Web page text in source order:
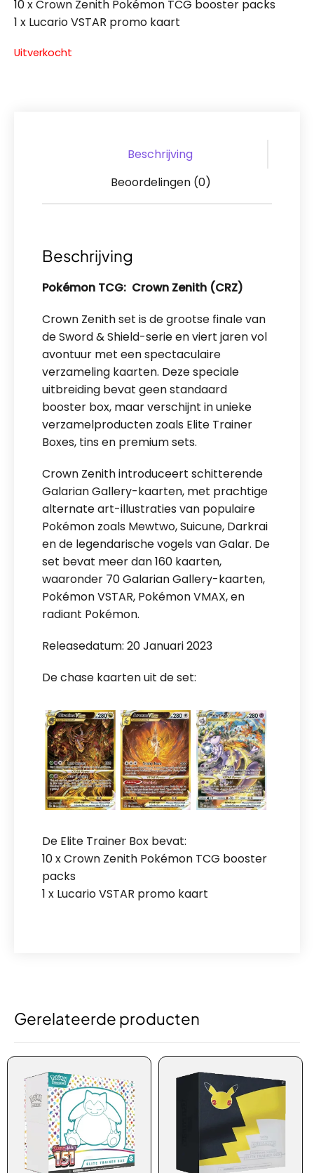
10 x Crown Zenith Pokémon TCG booster packs
1 x Lucario VSTAR promo kaart
Uitverkocht
Beschrijving
Beoordelingen (0)
Beschrijving
Pokémon TCG: Crown Zenith (CRZ)
Crown Zenith set is de grootse finale van
de Sword & Shield-serie en viert jaren vol
avontuur met een spectaculaire
verzameling kaarten. Deze speciale
uitbreiding bevat geen standaard
booster box, maar verschijnt in unieke
verzamelproducten zoals Elite Trainer
Boxes, tins en premium sets.
Crown Zenith introduceert schitterende
Galarian Gallery-kaarten, met prachtige
alternate art-illustraties van populaire
Pokémon zoals Mewtwo, Suicune, Darkrai
en de legendarische vogels van Galar. De
set bevat meer dan 160 kaarten,
waaronder 70 Galarian Gallery-kaarten,
Pokémon VSTAR, Pokémon VMAX, en
radiant Pokémon.
Releasedatum: 20 Januari 2023
De chase kaarten uit de set:
De Elite Trainer Box bevat:
10 x Crown Zenith Pokémon TCG booster
packs
1 x Lucario VSTAR promo kaart
Gerelateerde producten